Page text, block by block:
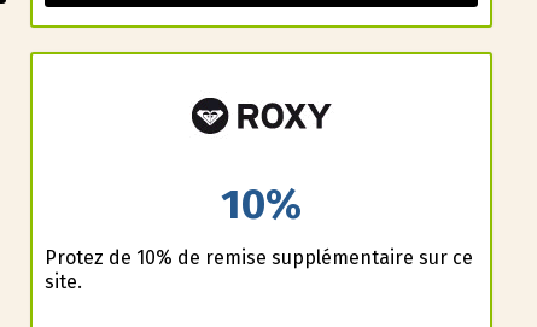
10%
Profitez de 10% de remise supplémentaire sur ce
site.